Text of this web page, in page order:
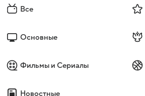
Все
Основные
Фильмы и Сериалы
Новостные